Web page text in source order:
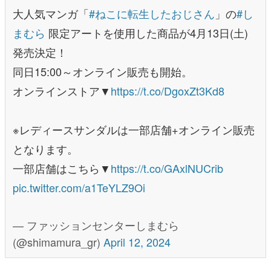
大人気マンガ「#ねこに転生したおじさん 」の#し
まむら 限定アートを使用した商品が4月13日(土)
発売決定！
同日15:00～オンライン販売も開始。
オンラインストア▼https://t.co/DgoxZt3Kd8
※レディースサンダルは一部店舗+オンライン販売
となります。
一部店舗はこちら▼https://t.co/GAxlNUCrib
pic.twitter.com/a1TeYLZ9Oi
— ファッションセンターしまむら
(@shimamura_gr) April 12, 2024